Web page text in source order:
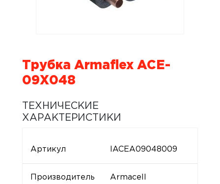
Трубка Armaflex ACE-
09X048
ТЕХНИЧЕСКИЕ
ХАРАКТЕРИСТИКИ
Артикул IACEA09048009
Производитель Armacell